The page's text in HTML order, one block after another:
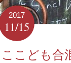
2017
11/15
ここども合